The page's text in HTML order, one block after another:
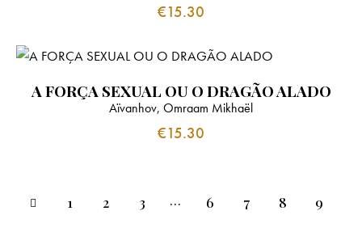
€15.30
A FORÇA SEXUAL OU O DRAGÃO ALADO
Aïvanhov, Omraam Mikhaël
€15.30
1 2 3 … 6 7 8 9